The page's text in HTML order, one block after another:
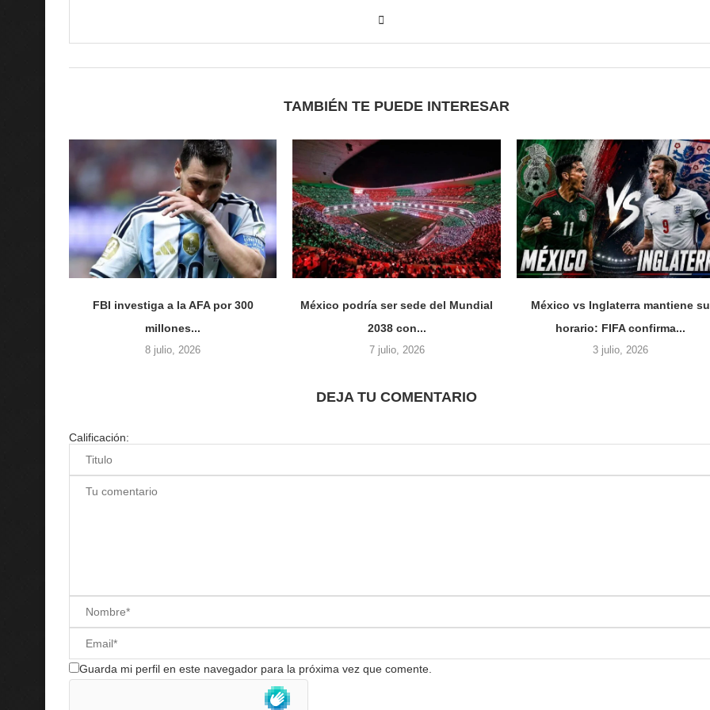
TAMBIÉN TE PUEDE INTERESAR
FBI investiga a la AFA por 300
millones...
8 julio, 2026
México podría ser sede del Mundial
2038 con...
7 julio, 2026
México vs Inglaterra mantiene su
horario: FIFA confirma...
3 julio, 2026
DEJA TU COMENTARIO
Calificación:
Guarda mi perfil en este navegador para la próxima vez que comente.